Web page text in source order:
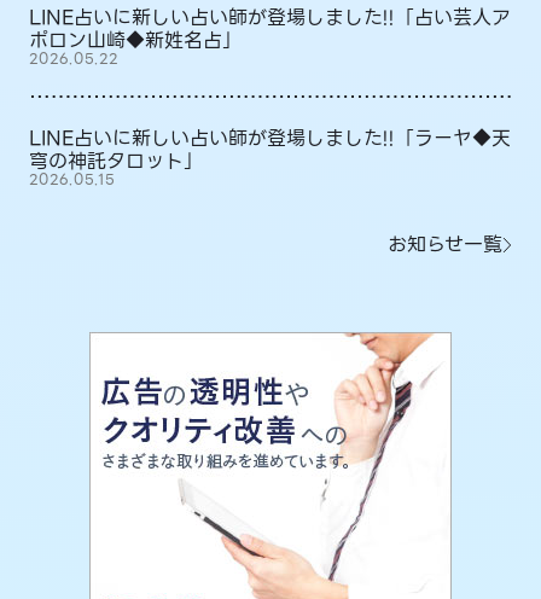
LINE占いに新しい占い師が登場しました!!「占い芸人ア
ポロン山崎◆新姓名占」
2026.05.22
LINE占いに新しい占い師が登場しました!!「ラーヤ◆天
穹の神託タロット」
2026.05.15
お知らせ一覧